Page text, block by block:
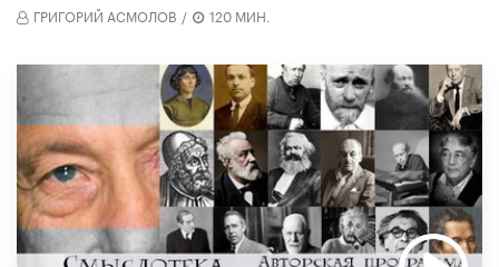
ГРИГОРИЙ АСМОЛОВ / 120 МИН.